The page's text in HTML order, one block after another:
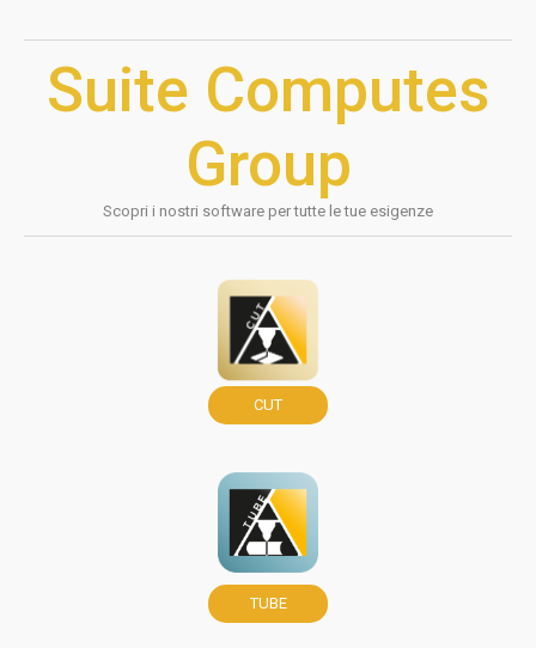
Suite Computes
Group
Scopri i nostri software per tutte le tue esigenze
CUT
TUBE